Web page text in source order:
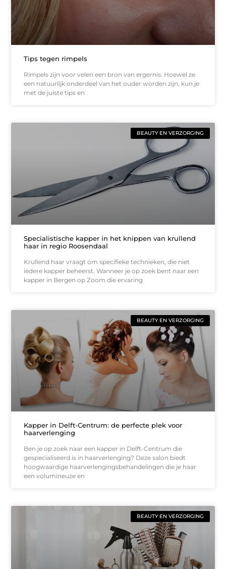
Tips tegen rimpels
Rimpels zijn voor velen een bron van ergernis. Hoewel ze
een natuurlijk onderdeel van het ouder worden zijn, kun je
met de juiste tips en
BEAUTY EN VERZORGING
Specialistische kapper in het knippen van krullend
haar in regio Roosendaal
Krullend haar vraagt om specifieke technieken, die niet
iedere kapper beheerst. Wanneer je op zoek bent naar een
kapper in Bergen op Zoom die ervaring
BEAUTY EN VERZORGING
Kapper in Delft-Centrum: de perfecte plek voor
haarverlenging
Ben je op zoek naar een kapper in Delft-Centrum die
gespecialiseerd is in haarverlenging? Deze salon biedt
hoogwaardige haarverlengingsbehandelingen die je haar
een volumineuze en
BEAUTY EN VERZORGING